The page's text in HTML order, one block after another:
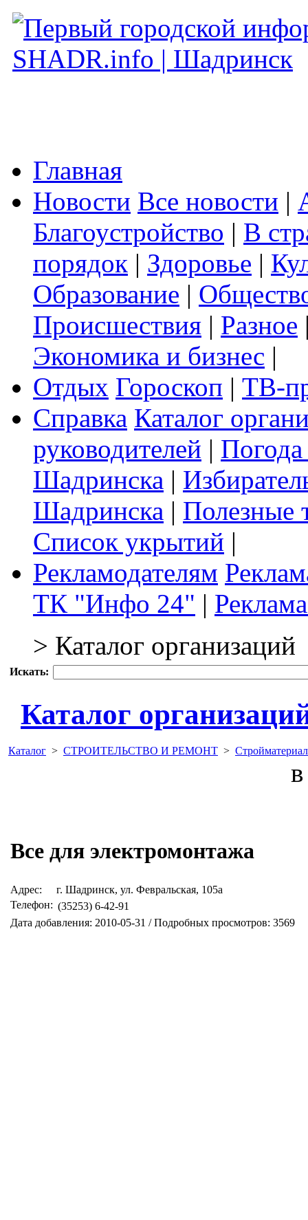
Главная
Новости Все новости |
Благоустройство | В
порядок | Здоровье |
Образование |
Происшествия | Разное
Экономика и бизнес |
Отдых Гороскоп | ТВ-
Справка Каталог
руководителей |
Шадринска |
Шадринска | Полезные
Список укрытий |
Рекламодателям
ТК "Инфо 24" |
> Каталог организаций
Искать:
Каталог
Каталог > СТРОИТЕЛЬСТВО И РЕМОНТ >
Все для электромонтажа
Адрес:
г. Шадринск, ул. Февральская, 105а
Телефон: (35253) 6-42-91
Дата добавления: 2010-05-31 / Подробных просмотров: 3569